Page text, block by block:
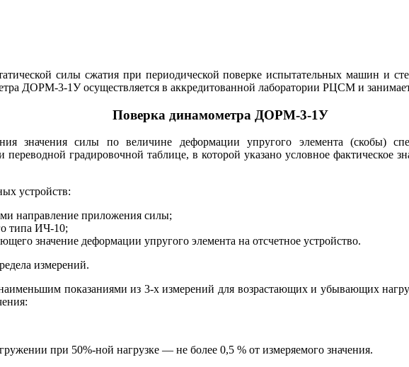
силы сжатия при периодической поверке испытательных машин и
ДОРМ-3-1У осуществляется в аккредитованной лаборатории РЦСМ и
Поверка динамометра ДОРМ-3-1У
значения силы по величине деформации упругого элемента (скобы)
градировочной таблице, в которой указано условное фактическое
устройств:
направление приложения силы;
типа ИЧ-10;
значение деформации упругого элемента на отсчетное устройство.
измерений.
показаниями из 3-х измерений для возрастающих и убывающих
при 50%-ной нагрузке — не более 0,5 % от измеряемого значения.